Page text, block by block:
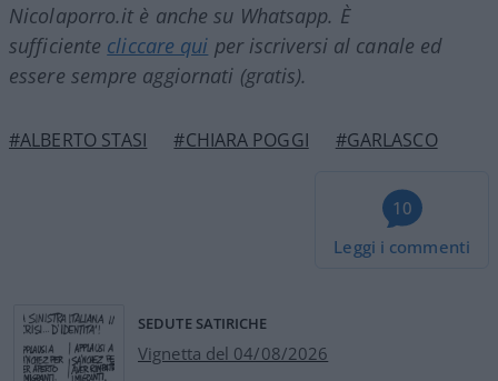
Nicolaporro.it è anche su Whatsapp. È
sufficiente cliccare qui per iscriversi al canale ed
essere sempre aggiornati (gratis).
#ALBERTO STASI #CHIARA POGGI #GARLASCO
10
Leggi i commenti
SEDUTE SATIRICHE
Vignetta del 04/08/2026